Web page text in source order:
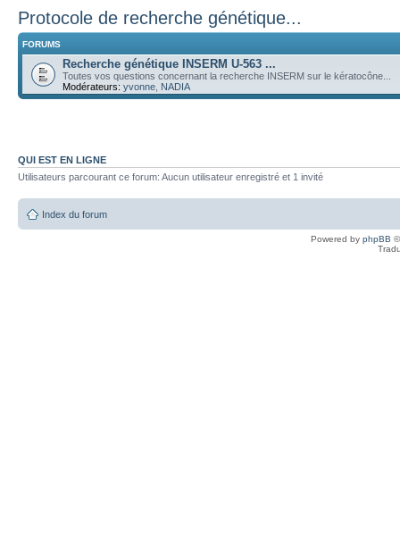
Protocole de recherche génétique...
FORUMS
Recherche génétique INSERM U-563 ...
Toutes vos questions concernant la recherche INSERM sur le kératocône...
Modérateurs: yvonne NADIA
QUI EST EN LIGNE
Utilisateurs parcourant ce forum: Aucun utilisateur enregistré et 1 invité
Index du forum
Powered by phpBB